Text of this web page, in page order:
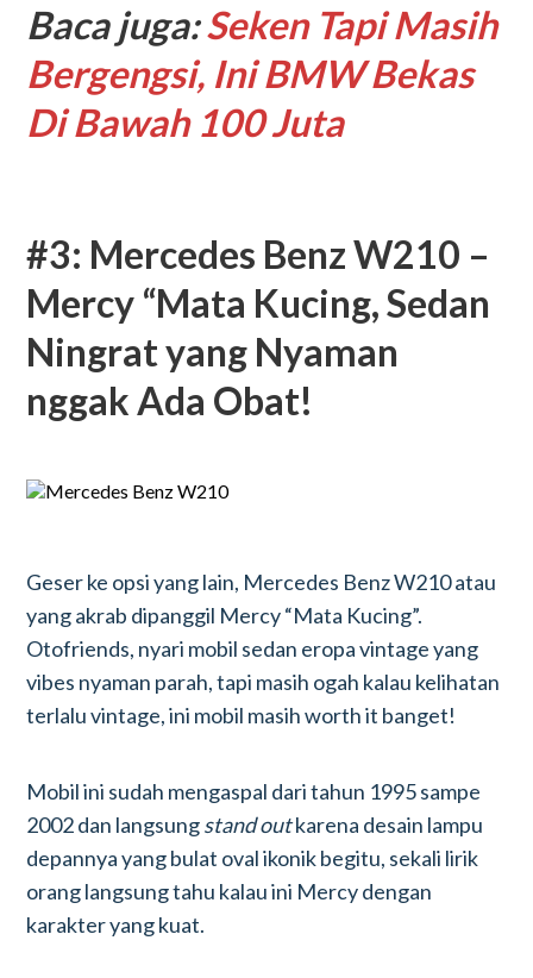
Baca juga:Seken Tapi Masih
Bergengsi, Ini BMW Bekas
Di Bawah 100 Juta
#3: Mercedes Benz W210 –
Mercy “Mata Kucing, Sedan
Ningrat yang Nyaman
nggak Ada Obat!
Geser ke opsi yang lain, Mercedes Benz W210 atau
yang akrab dipanggil Mercy “Mata Kucing”.
Otofriends, nyari mobil sedan eropa vintage yang
vibes nyaman parah, tapi masih ogah kalau kelihatan
terlalu vintage, ini mobil masih worth it banget!
Mobil ini sudah mengaspal dari tahun 1995 sampe
2002 dan langsungstand outkarena desain lampu
depannya yang bulat oval ikonik begitu, sekali lirik
orang langsung tahu kalau ini Mercy dengan
karakter yang kuat.